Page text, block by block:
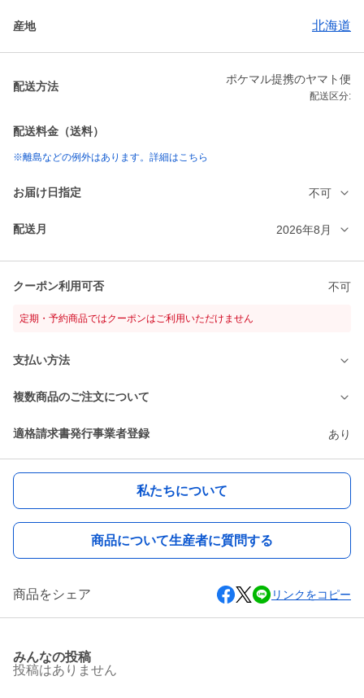
産地 北海道
配送方法
ポケマル提携のヤマト便
配送区分:
配送料金（送料）
※離島などの例外はあります。詳細はこちら
お届け日指定 不可
配送月 2026年8月
クーポン利用可否 不可
定期・予約商品ではクーポンはご利用いただけません
支払い方法
複数商品のご注文について
適格請求書発行事業者登録 あり
私たちについて
商品について生産者に質問する
商品をシェア リンクをコピー
みんなの投稿
投稿はありません